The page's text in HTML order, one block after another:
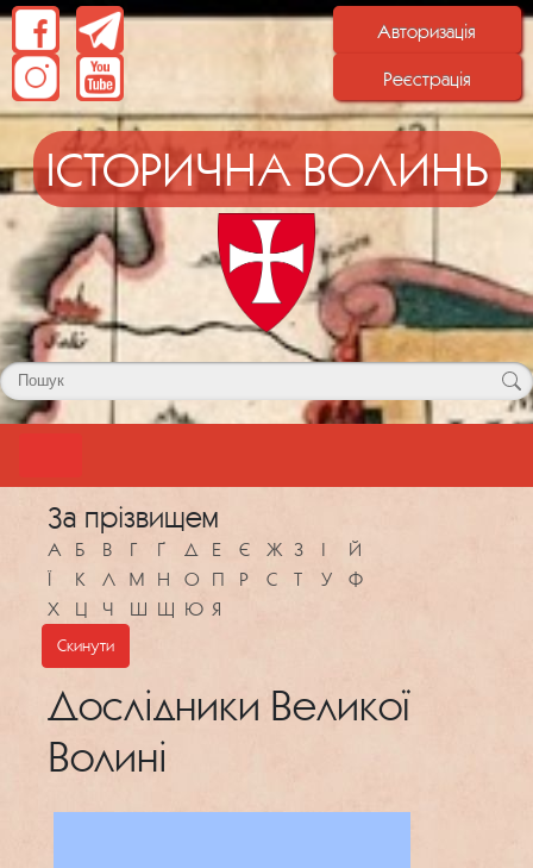
Авторизація
Реєстрація
ІСТОРИЧНА ВОЛИНЬ
За прізвищем
A Б В Г Ґ Д Е Є Ж З І
Й
Ї
К Л М Н О П Р С Т У
Ф
Х
Ц Ч Ш Щ Ю Я
Скинути
Дослідники Великої
Волині